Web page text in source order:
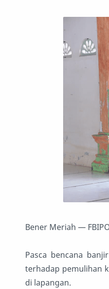
Bener Meriah —
Pasca bencana
terhadap pemulihan
di lapangan.